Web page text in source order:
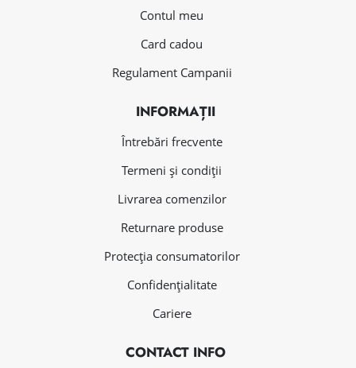
Contul meu
Card cadou
Regulament Campanii
INFORMAȚII
Întrebări frecvente
Termeni și condiții
Livrarea comenzilor
Returnare produse
Protecția consumatorilor
Confidențialitate
Cariere
CONTACT INFO